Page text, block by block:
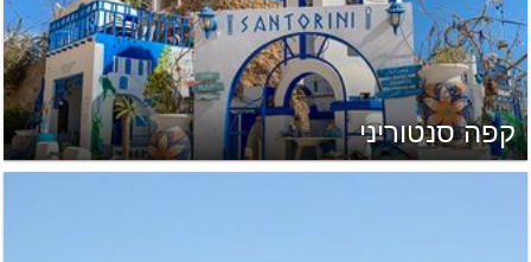
קפה סנטוריני